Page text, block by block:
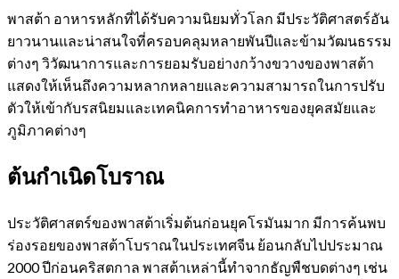
พาสต้า อาหารหลักที่ได้รับความนิยมทั่วโลก มีประวัติศาสตร์อัน
ยาวนานและน่าสนใจที่ครอบคลุมหลายพันปีและข้ามวัฒนธรรม
ต่างๆ วิวัฒนาการและการยอมรับอย่างกว้างขวางของพาสต้า
แสดงให้เห็นถึงความหลากหลายและความสามารถในการปรับ
ตัวให้เข้ากับรสนิยมและเทคนิคการทำอาหารของยุคสมัยและ
ภูมิภาคต่างๆ
ต้นกำเนิดโบราณ
ประวัติศาสตร์ของพาสต้าเริ่มต้นก่อนยุคโรมันมาก มีการค้นพบ
ร่องรอยของพาสต้าโบราณในประเทศจีน ย้อนกลับไปประมาณ
2000 ปีก่อนคริสตกาล พาสต้าเหล่านี้ทำจากธัญพืชบดต่างๆ เช่น